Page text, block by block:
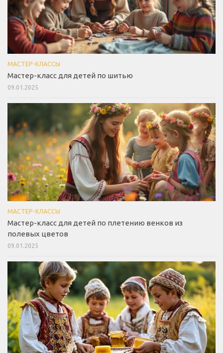
МАСТЕР-КЛАССЫ
Мастер-класс для детей по шитью
09.01.2025
МАСТЕР-КЛАССЫ
Мастер-класс для детей по плетению венков из
полевых цветов
09.01.2025